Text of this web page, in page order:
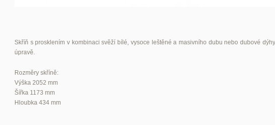
Skříň s prosklením v kombinaci svěží bílé, vysoce leštěné a masivního dubu nebo dubové
úpravě.
Rozměry skříně:
Výška 2052 mm
Šířka 1173 mm
Hloubka 434 mm